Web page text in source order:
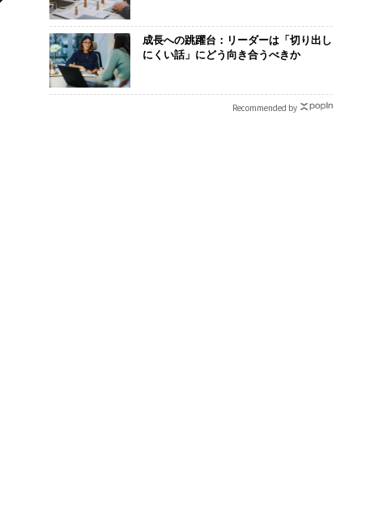
成長への跳躍台：リーダーは「切り出し
にくい話」にどう向き合うべきか
Recommended by